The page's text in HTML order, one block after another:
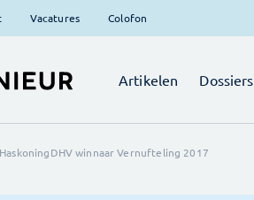
Vacatures Colofon
Artikelen Dossiers
winnaar Vernufteling 2017